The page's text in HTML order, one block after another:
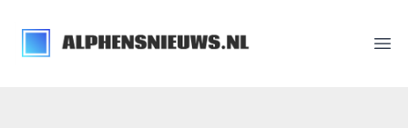
alphensnieuws.nl